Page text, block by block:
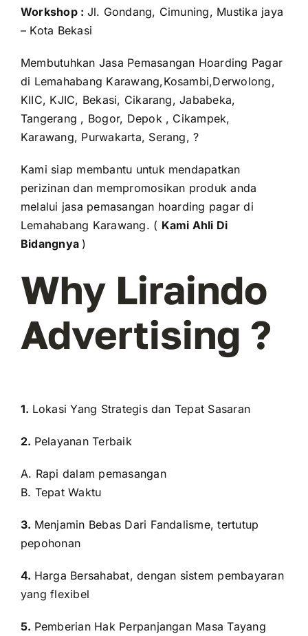
Workshop : Jl. Gondang, Cimuning, Mustika jaya
– Kota Bekasi
Membutuhkan Jasa Pemasangan Hoarding Pagar
di Lemahabang Karawang,Kosambi,Derwolong,
KIIC, KJIC, Bekasi, Cikarang, Jababeka,
Tangerang , Bogor, Depok , Cikampek,
Karawang, Purwakarta, Serang, ?
Kami siap membantu untuk mendapatkan
perizinan dan mempromosikan produk anda
melalui jasa pemasangan hoarding pagar di
Lemahabang Karawang. ( Kami Ahli Di
Bidangnya )
Why Liraindo
Advertising ?
1. Lokasi Yang Strategis dan Tepat Sasaran
2. Pelayanan Terbaik
A. Rapi dalam pemasangan
B. Tepat Waktu
3. Menjamin Bebas Dari Fandalisme, tertutup
pepohonan
4. Harga Bersahabat, dengan sistem pembayaran
yang flexibel
5. Pemberian Hak Perpanjangan Masa Tayang